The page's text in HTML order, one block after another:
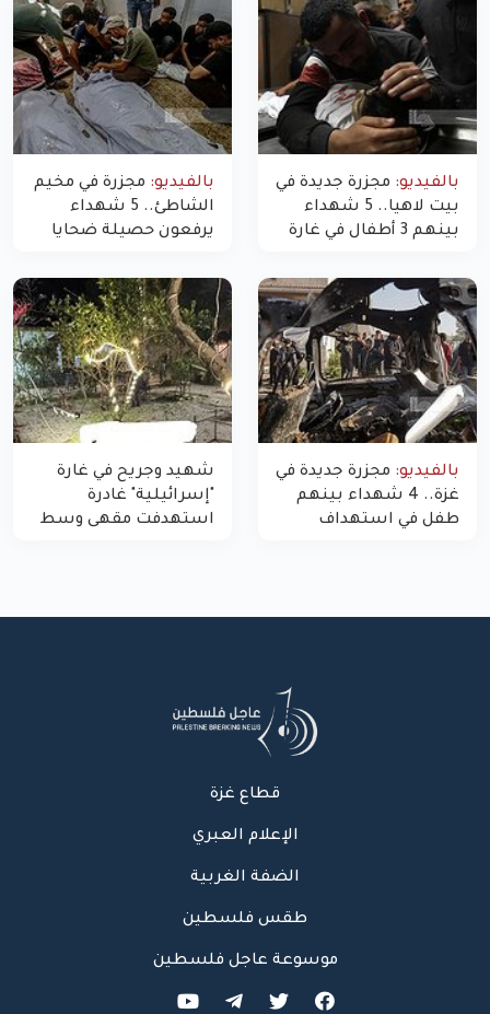
بالفيديو: مجزرة جديدة في
بيت لاهيا.. 5 شهداء
بينهم 3 أطفال في غارة
غزة
بالفيديو: مجزرة في مخيم
الشاطئ.. 5 شهداء
يرفعون حصيلة ضحايا
بالفيديو: مجزرة جديدة في
غزة.. 4 شهداء بينهم
طفل في استهداف
شهيد وجريح في غارة
"إسرائيلية" غادرة
استهدفت مقهى وسط
قطاع غزة
الإعلام العبري
الضفة الغربية
طقس فلسطين
موسوعة عاجل فلسطين